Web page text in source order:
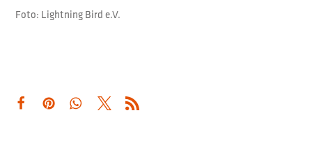
Foto: Lightning Bird e.V.